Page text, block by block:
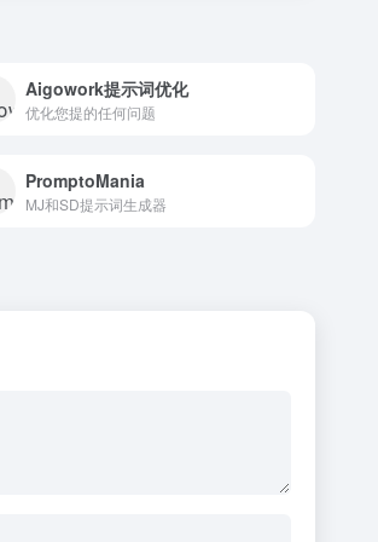
Aigowork提示词优化
优化您提的任何问题
PromptoMania
MJ和SD提示词生成器